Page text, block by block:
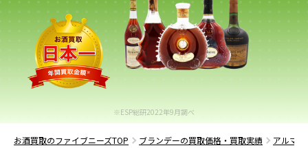
※ESP総研2022年9月調べ
お酒買取のファイブニーズTOP ブランデーの買取価格・買取実績 アルマ